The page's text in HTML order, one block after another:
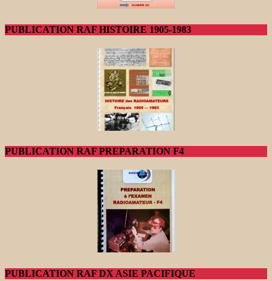
PUBLICATION RAF HISTOIRE 1905-1983
PUBLICATION RAF PREPARATION F4
PUBLICATION RAF DX ASIE PACIFIQUE